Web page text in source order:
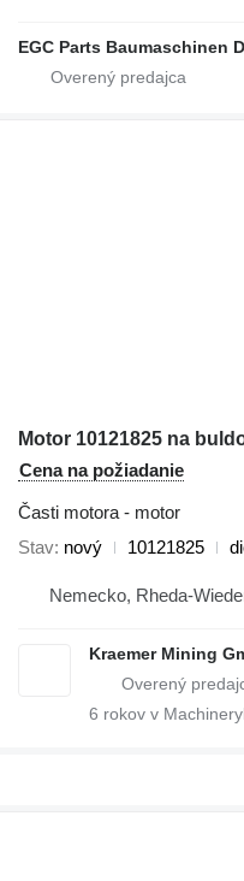
Motor 10121825 na
Cena na požiadanie
Časti motora - motor
Stav nový 10121825
Nemecko, Rheda-
Kraemer Mining
6 rokov v